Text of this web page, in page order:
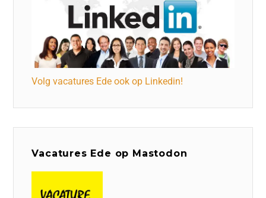
Volg vacatures Ede ook op Linkedin!
Vacatures Ede op Mastodon